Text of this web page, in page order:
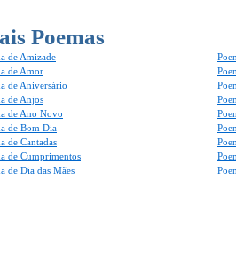
Poemas
de Amizade
de Amor
de Aniversário
de Anjos
de Ano Novo
de Bom Dia
de Cantadas
de Cumprimentos
de Dia das Mães